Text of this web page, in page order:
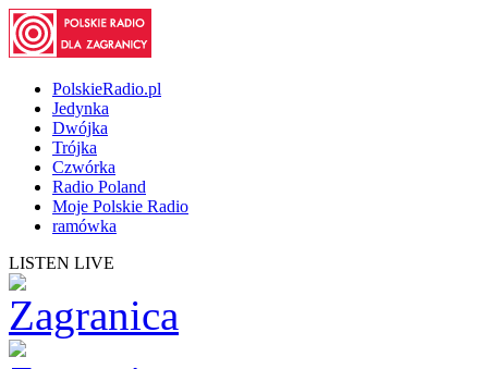
PolskieRadio.pl
Jedynka
Dwójka
Trójka
Czwórka
Radio Poland
Moje Polskie Radio
ramówka
LISTEN LIVE